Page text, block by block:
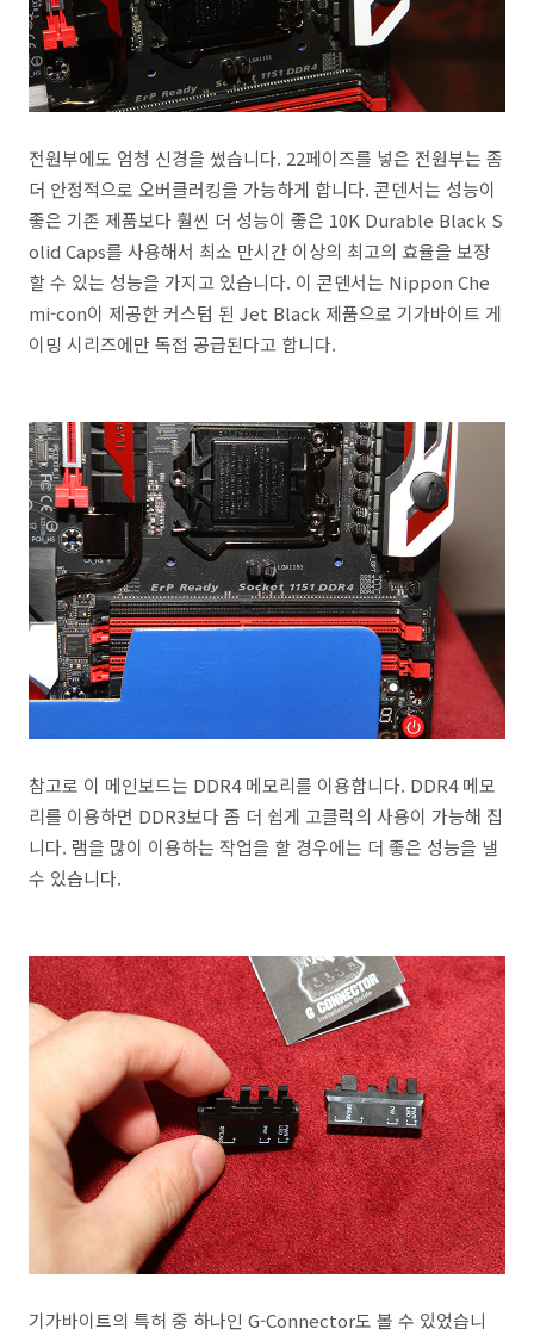
전원부에도 엄청 신경을 썼습니다. 22페이즈를 넣은 전원부는 좀
더 안정적으로 오버클러킹을 가능하게 합니다. 콘덴서는 성능이
좋은 기존 제품보다 훨씬 더 성능이 좋은 10K Durable Black S
olid Caps를 사용해서 최소 만시간 이상의 최고의 효율을 보장
할 수 있는 성능을 가지고 있습니다. 이 콘덴서는 Nippon Che
mi-con이 제공한 커스텀 된 Jet Black 제품으로 기가바이트 게
이밍 시리즈에만 독접 공급된다고 합니다.
참고로 이 메인보드는 DDR4 메모리를 이용합니다. DDR4 메모
리를 이용하면 DDR3보다 좀 더 쉽게 고클럭의 사용이 가능해 집
니다. 램을 많이 이용하는 작업을 할 경우에는 더 좋은 성능을 낼
수 있습니다.
기가바이트의 특허 중 하나인 G-Connector도 볼 수 있었습니